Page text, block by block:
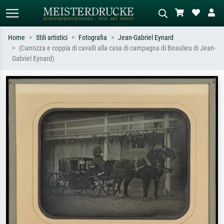
Ricerca standard
Monet, Notte stellata,
Impressionismo, onda di Hokusai,
nudo.
astratto con molto rosso, dipinto a
albero.
Home Stili artistici Fotografia
Jean-Gabriel Eynard
(Carrozza e coppia di cavalli alla casa di campagna di Beaulieu di Jean-
Gabriel Eynard)